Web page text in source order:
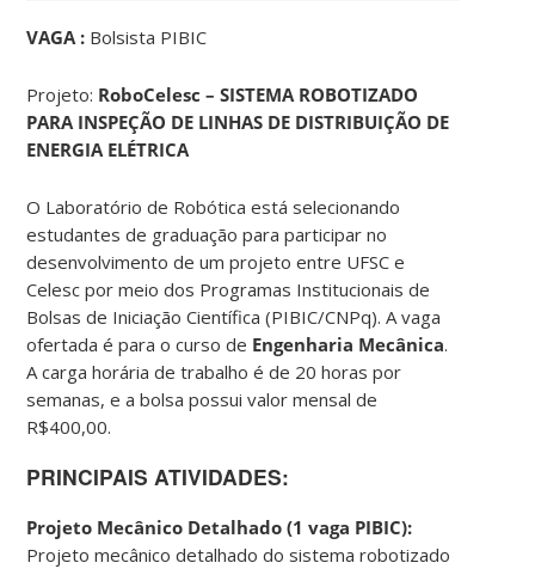
VAGA : Bolsista PIBIC
Projeto: RoboCelesc – SISTEMA ROBOTIZADO
PARA INSPEÇÃO DE LINHAS DE DISTRIBUIÇÃO DE
ENERGIA ELÉTRICA
O Laboratório de Robótica está selecionando
estudantes de graduação para participar no
desenvolvimento de um projeto entre UFSC e
Celesc por meio dos Programas Institucionais de
Bolsas de Iniciação Científica (PIBIC/CNPq). A vaga
ofertada é para o curso de Engenharia Mecânica.
A carga horária de trabalho é de 20 horas por
semanas, e a bolsa possui valor mensal de
R$400,00.
PRINCIPAIS ATIVIDADES:
Projeto Mecânico Detalhado (1 vaga PIBIC):
Projeto mecânico detalhado do sistema robotizado